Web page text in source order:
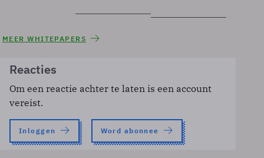
MEER WHITEPAPERS
Reacties
Om een reactie achter te laten is een account
vereist.
Inloggen Word abonnee